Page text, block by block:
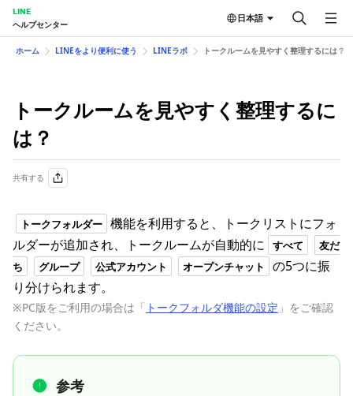
LINE
ヘルプセンター
日本語
ホーム LINEをより便利に使う LINEラボ トークルームを見やすく整理するには？
トークルームを見やすく整理するに
は？
共有する
トークフォルダー 機能を利用すると、トークリストにフォ
ルダーが追加され、トークルームが自動的に
すべて
友だ
ち
グループ 公式アカウント オープンチャット
の5つに振
り分けられます。
※PC版をご利用の場合は「 トークフォルダ機能の設定 」をご確認
ください。
参考